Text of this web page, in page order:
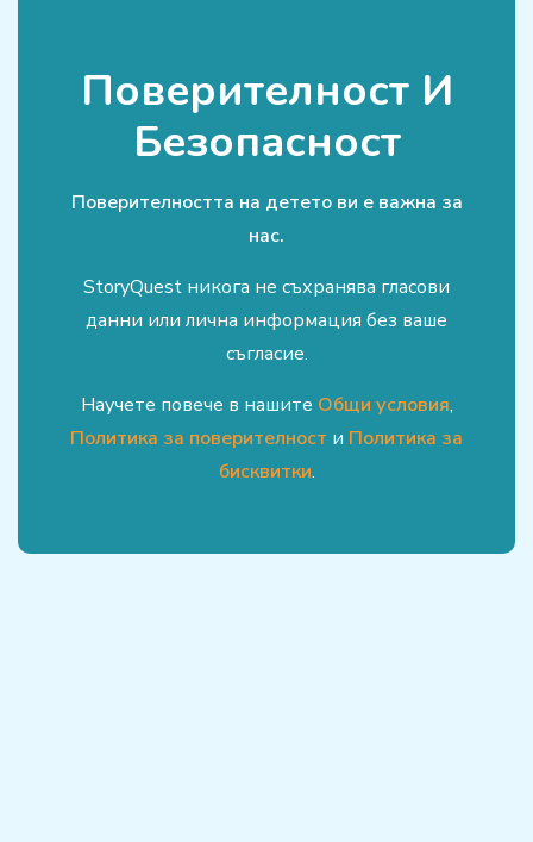
Поверителност И
Безопасност
Поверителността на детето ви е важна за
нас.
StoryQuest никога не съхранява гласови
данни или лична информация без ваше
съгласие.
Научете повече в нашите Общи условия,
Политика за поверителност и Политика за
бисквитки.